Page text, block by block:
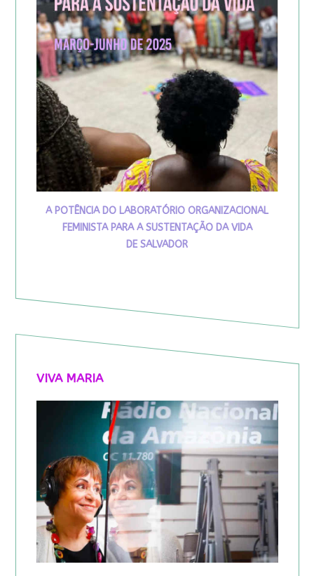
A POTÊNCIA DO LABORATÓRIO ORGANIZACIONAL
FEMINISTA PARA A SUSTENTAÇÃO DA VIDA
DE SALVADOR
VIVA MARIA